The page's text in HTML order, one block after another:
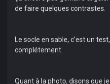
de faire quelques contrastes.
Le socle en sable, c'est un
complétement.
Quant à la photo, disons que